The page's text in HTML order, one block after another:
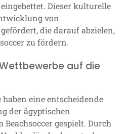
Dieser kulturelle
von
die darauf abzielen,
zu fördern.
auf die
eine entscheidende
der ägyptischen
gespielt. Durch